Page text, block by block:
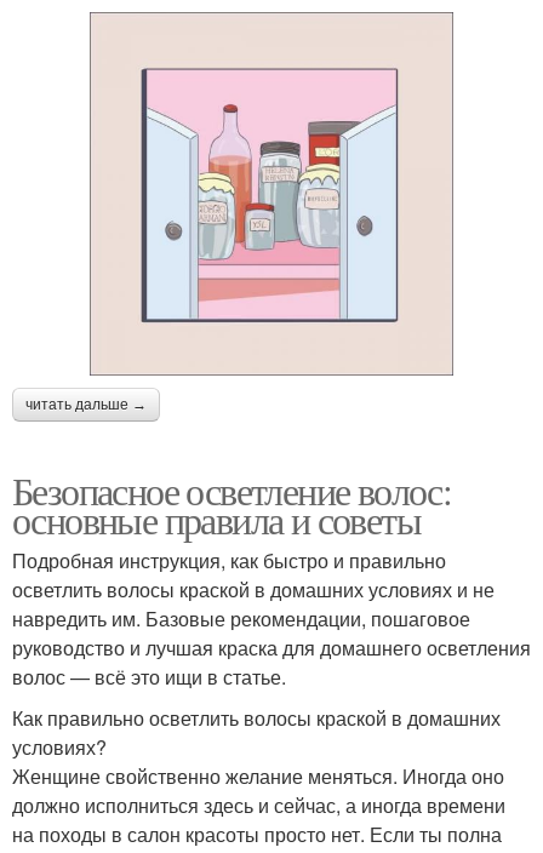
читать дальше →
Безопасное осветление волос:
основные правила и советы
Подробная инструкция, как быстро и правильно
осветлить волосы краской в домашних условиях и не
навредить им. Базовые рекомендации, пошаговое
руководство и лучшая краска для домашнего осветления
волос — всё это ищи в статье.
Как правильно осветлить волосы краской в домашних
условиях?
Женщине свойственно желание меняться. Иногда оно
должно исполниться здесь и сейчас, а иногда времени
на походы в салон красоты просто нет. Если ты полна